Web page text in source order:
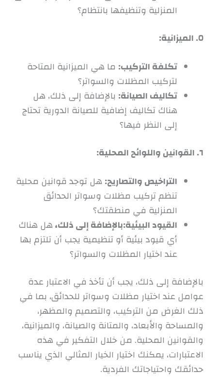
المنزلية وتنظيفها بانتظام؟
٥. الميزانية:
تكلفة التركيب: ما هي الميزانية المتاحة
لتركيب المظلات والسواتر؟
تكاليف الصيانة: بالإضافة إلى ذلك، هل
هناك تكاليف إضافية للصيانة الدورية تحتاج
إلى النظر فيها؟
٦. القوانين واللوائح المحلية:
التراخيص والتصاريح:هل توجد قوانين محلية
تنظم تركيب مظلات وسواتر الحدائق
المنزلية في منطقتك؟
القيود البيئية:بالإضافة إلى ذلك،هل هناك
أي قيود بيئية أو تنظيمية يجب أن تلتزم بها
عند اختيار المظلات والسواتر؟
بالإضافة إلى ذلك، يجب أن تأخذ في الاعتبار عدة
عوامل عند اختيار مظلات وسواتر للحدائق، بما في
ذلك الغرض من التركيب، والتصميم والمظهر،
والمساحة والأبعاد، والمتانة والصيانة، والميزانية،
والقوانين المحلية. من خلال التفكير في هذه
الاعتبارات، يمكنك اختيار الخيار المثالي الذي يناسب
حدائقك واحتياجاتك الفردية.